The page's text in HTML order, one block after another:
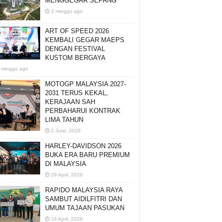
2 minggu ago
ART OF SPEED 2026
KEMBALI GEGAR MAEPS
DENGAN FESTIVAL
KUSTOM BERGAYA
minggu ago
MOTOGP MALAYSIA 2027-
2031 TERUS KEKAL,
KERAJAAN SAH
PERBAHARUI KONTRAK
LIMA TAHUN
2 Julai, 2026
HARLEY-DAVIDSON 2026
BUKA ERA BARU PREMIUM
DI MALAYSIA
29 April, 2026
RAPIDO MALAYSIA RAYA
SAMBUT AIDILFITRI DAN
UMUM TAJAAN PASUKAN
14 April, 2026